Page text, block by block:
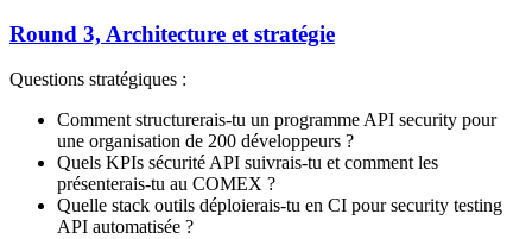
Round 3, Architecture et stratégie
Questions stratégiques :
Comment structurerais-tu un programme API security pour
une organisation de 200 développeurs ?
Quels KPIs sécurité API suivrais-tu et comment les
présenterais-tu au COMEX ?
Quelle stack outils déploierais-tu en CI pour security testing
API automatisée ?